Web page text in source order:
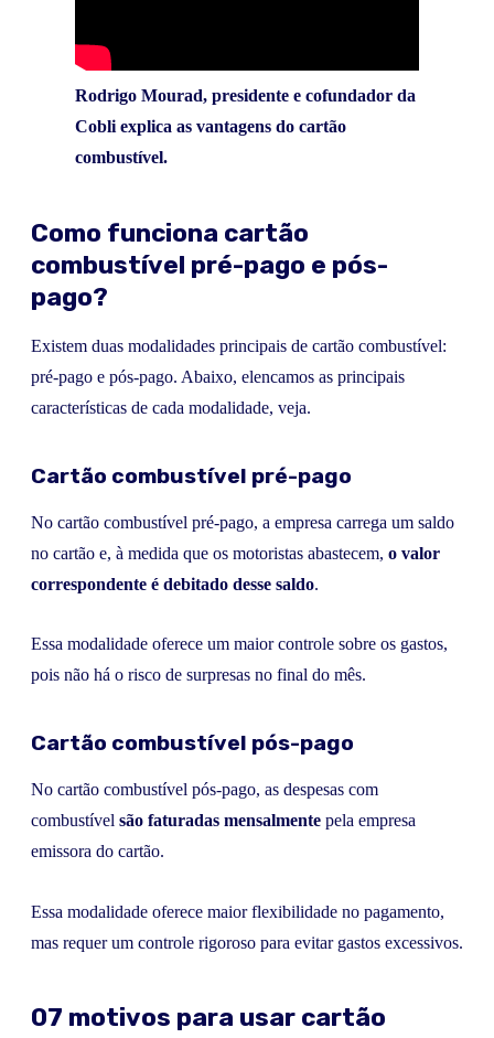
Rodrigo Mourad, presidente e cofundador da
Cobli explica as vantagens do cartão
combustível.
Como funciona cartão
combustível pré-pago e pós-
pago?
Existem duas modalidades principais de cartão combustível:
pré-pago e pós-pago. Abaixo, elencamos as principais
características de cada modalidade, veja.
Cartão combustível pré-pago
No cartão combustível pré-pago, a empresa carrega um saldo
no cartão e, à medida que os motoristas abastecem, o valor
correspondente é debitado desse saldo.
Essa modalidade oferece um maior controle sobre os gastos,
pois não há o risco de surpresas no final do mês.
Cartão combustível pós-pago
No cartão combustível pós-pago, as despesas com
combustível são faturadas mensalmente pela empresa
emissora do cartão.
Essa modalidade oferece maior flexibilidade no pagamento,
mas requer um controle rigoroso para evitar gastos excessivos.
07 motivos para usar cartão